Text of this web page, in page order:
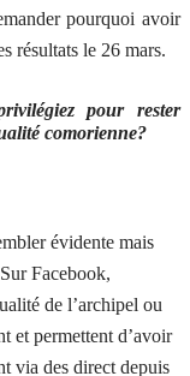
pourquoi avoir
résultats le 26 mars.
pour rester
comorienne?
évidente mais
Facebook,
de l’archipel ou
et permettent d’avoir
via des direct depuis